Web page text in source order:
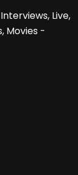
Live,
Movies -